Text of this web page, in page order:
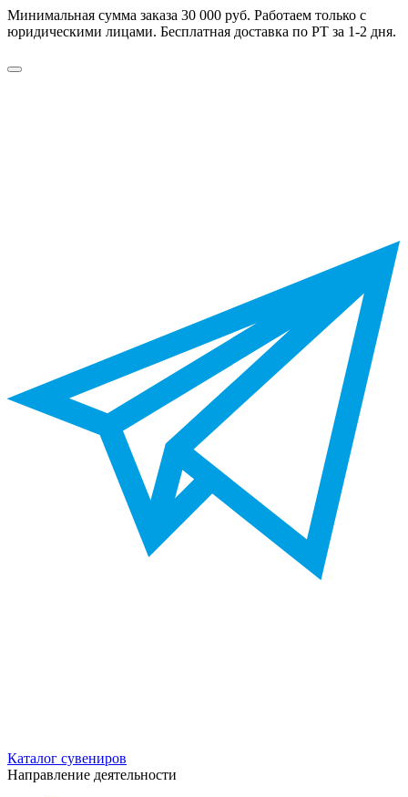
Минимальная сумма заказа 30 000 руб. Работаем только с
юридическими лицами. Бесплатная доставка по РТ за 1-2 дня.
Каталог сувениров
Направление деятельности